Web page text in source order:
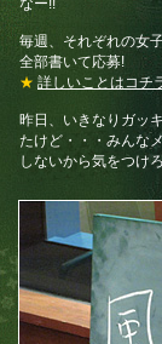
なー!!
毎週、それぞれの女
全部書いて応募!
★ 詳しいことはコチ
昨日、いきなりガッ
たけど・・・みんな
しないから気をつけ